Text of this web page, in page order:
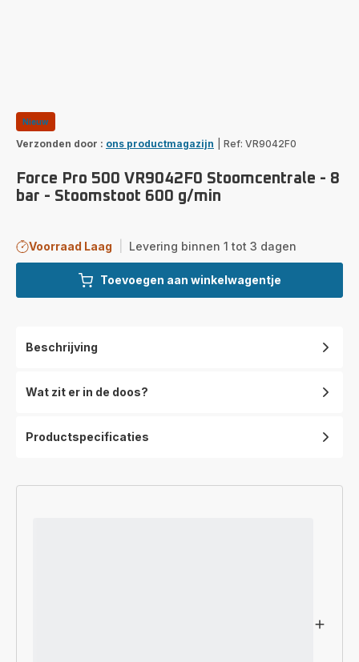
Nieuw
Verzonden door : ons productmagazijn Ref: VR9042F0
Force Pro 500 VR9042F0 Stoomcentrale - 8
bar - Stoomstoot 600 g/min
Voorraad Laag Levering binnen 1 tot 3 dagen
Toevoegen aan winkelwagentje
Beschrijving
Wat zit er in de doos?
Productspecificaties